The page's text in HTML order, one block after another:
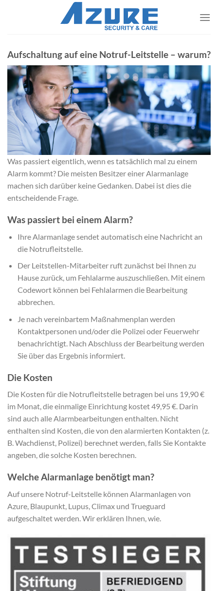
​Aufschaltung auf eine Notruf-Leitstelle – warum?
Was passiert eigentlich, wenn es tatsächlich mal zu einem
Alarm kommt? Die meisten Besitzer einer Alarmanlage
machen sich darüber keine Gedanken. Dabei ist dies die
entscheidende Frage.
Was passiert bei einem Alarm?
Ihre Alarmanlage sendet automatisch eine Nachricht an
die Notrufleitstelle.
​Der Leitstellen-Mitarbeiter ruft zunächst bei Ihnen zu
Hause zurück, um Fehlalarme auszuschließen. Mit einem
Codewort können bei Fehlalarmen die Bearbeitung
abbrechen.
Je nach vereinbartem Maßnahmenplan werden
Kontaktpersonen und/oder die Polizei oder Feuerwehr
benachrichtigt. Nach Abschluss der Bearbeitung werden
Sie über das Ergebnis informiert.
Die Kosten
Die Kosten für die Notrufleitstelle betragen bei uns 19,90 €
im Monat, die einmalige Einrichtung kostet 49,95 €. Darin
sind auch alle Alarmbearbeitungen enthalten. Nicht
enthalten sind Kosten, die von den alarmierten Kontakten (z.
B. Wachdienst, Polizei) berechnet werden, falls Sie Kontakte
angeben, die solche Kosten berechnen.
Welche Alarmanlage benötigt man?
Auf unsere Notruf-Leitstelle können Alarmanlagen von
Azure, Blaupunkt, Lupus, Climax und Trueguard
aufgeschaltet werden. Wir erklären Ihnen, wie.